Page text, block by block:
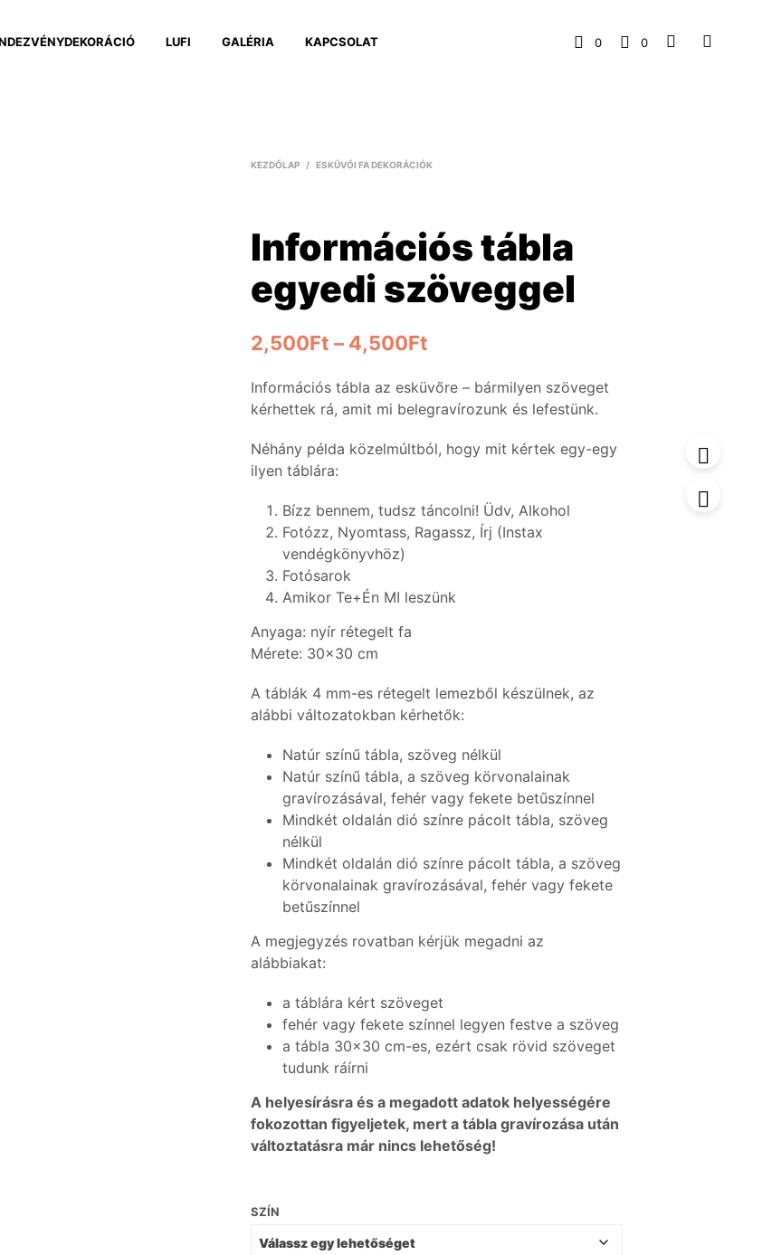
0 0
LUFI GALÉRIA KAPCSOLAT
KEZDŐLAP / ESKÜVŐI FA DEKORÁCIÓK
Információs tábla
egyedi szöveggel
2,500Ft – 4,500Ft
Információs tábla az esküvőre – bármilyen szöveget
kérhettek rá, amit mi belegravírozunk és lefestünk.
Néhány példa közelmúltból, hogy mit kértek egy-egy
ilyen táblára:
Bízz bennem, tudsz táncolni! Üdv, Alkohol
Fotózz, Nyomtass, Ragassz, Írj (Instax
vendégkönyvhöz)
Fotósarok
Amikor Te+Én MI leszünk
Anyaga: nyír rétegelt fa
Mérete: 30×30 cm
A táblák 4 mm-es rétegelt lemezből készülnek, az
alábbi változatokban kérhetők:
Natúr színű tábla, szöveg nélkül
Natúr színű tábla, a szöveg körvonalainak
gravírozásával, fehér vagy fekete betűszínnel
Mindkét oldalán dió színre pácolt tábla, szöveg
nélkül
Mindkét oldalán dió színre pácolt tábla, a szöveg
körvonalainak gravírozásával, fehér vagy fekete
betűszínnel
A megjegyzés rovatban kérjük megadni az
alábbiakat:
a táblára kért szöveget
fehér vagy fekete színnel legyen festve a szöveg
a tábla 30×30 cm-es, ezért csak rövid szöveget
tudunk ráírni
A helyesírásra és a megadott adatok helyességére
fokozottan figyeljetek, mert a tábla gravírozása után
változtatásra már nincs lehetőség!
SZÍN